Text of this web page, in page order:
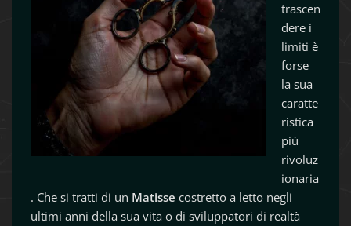
trascen
dere i
limiti è
forse
la sua
caratte
ristica
più
rivoluz
ionaria
. Che si tratti di un Matisse costretto a letto negli
ultimi anni della sua vita o di sviluppatori di realtà